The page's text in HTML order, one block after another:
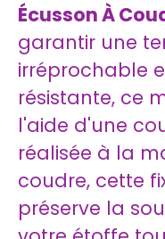
Écusson À
garantir une
irréprochable
résistante, ce
l'aide d'une
réalisée à la
coudre, cette
préserve la